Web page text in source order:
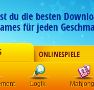
du die besten
für jeden
ONLINESPIELE
Logik Mahjong